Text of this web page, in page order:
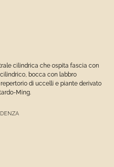
cilindrica che ospita fascia con
bocca con labbro
di uccelli e piante derivato
Ming.